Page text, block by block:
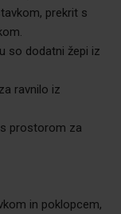
prekrit s
so dodatni žepi iz
ravnilo iz
prostorom za
in poklopcem,